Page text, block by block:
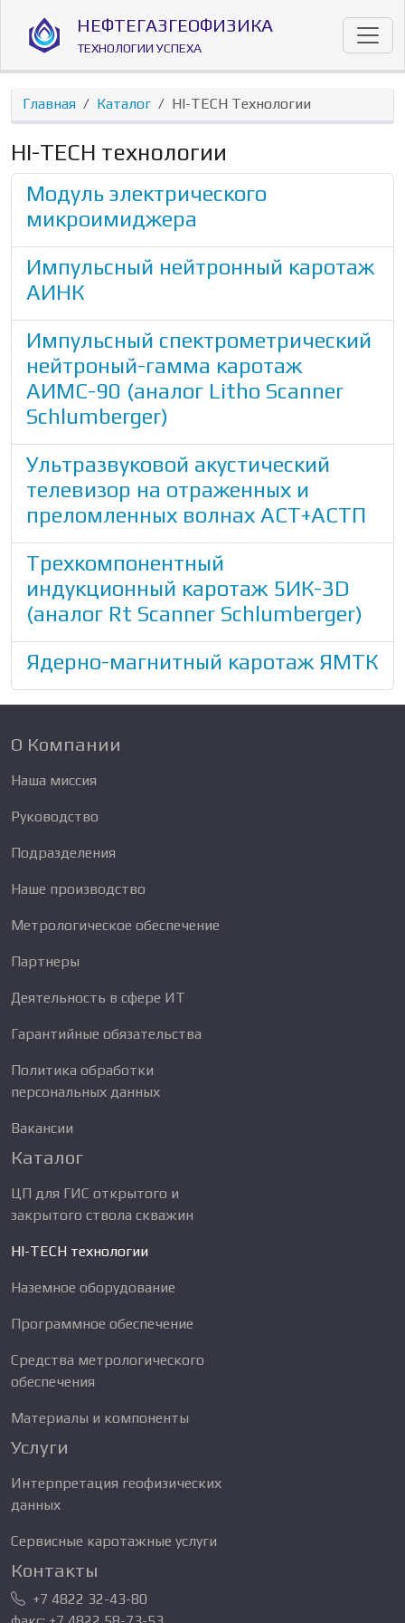
НЕФТЕГАЗГЕОФИЗИКА
ТЕХНОЛОГИИ УСПЕХА
Главная Каталог HI-TECH Технологии
HI-TECH технологии
Модуль электрического
микроимиджера
Импульсный нейтронный каротаж
АИНК
Импульсный спектрометрический
нейтроный-гамма каротаж
АИМС-90 (аналог Litho Scanner
Schlumberger)
Ультразвуковой акустический
телевизор на отраженных и
преломленных волнах АСТ+АСТП
Трехкомпонентный
индукционный каротаж 5ИК-3D
(аналог Rt Scanner Schlumberger)
Ядерно-магнитный каротаж ЯМТК
О Компании
Наша миссия
Руководство
Подразделения
Наше производство
Метрологическое обеспечение
Партнеры
Деятельность в сфере ИТ
Гарантийные обязательства
Политика обработки
персональных данных
Вакансии
Каталог
ЦП для ГИС открытого и
закрытого ствола скважин
HI-TECH технологии
Наземное оборудование
Программное обеспечение
Средства метрологического
обеспечения
Материалы и компоненты
Услуги
Интерпретация геофизических
данных
Сервисные каротажные услуги
Контакты
+7 4822 32-43-80